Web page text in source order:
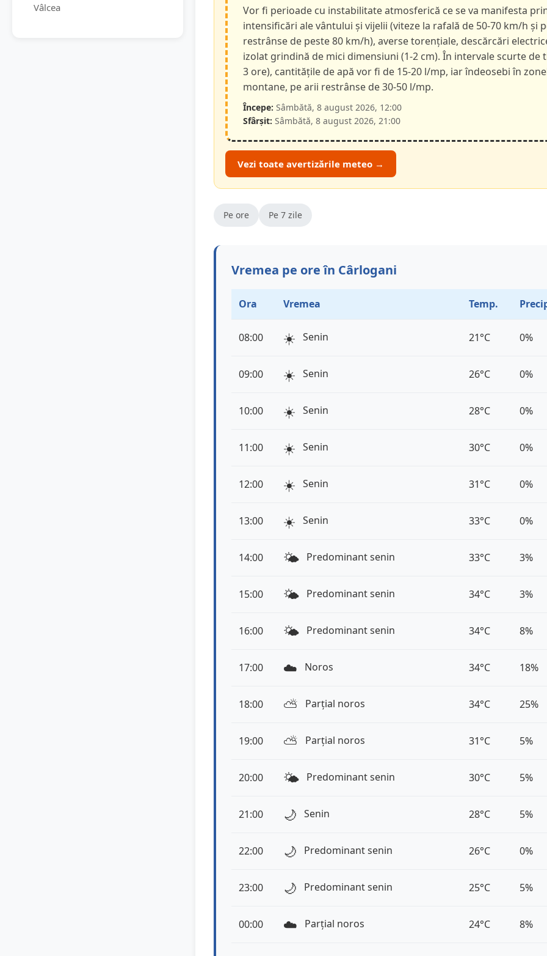
Vâlcea
Vor fi perioade cu instabilitate atmosferică ce se va manifesta
intensificări ale vântului și vijelii (viteze la rafală de 50-70 km/h și
restrânse de peste 80 km/h), averse torențiale, descărcări
izolat grindină de mici dimensiuni (1-2 cm). În intervale scurte de
3 ore), cantitățile de apă vor fi de 15-20 l/mp, iar îndeosebi în
montane, pe arii restrânse de 30-50 l/mp.
Începe: Sâmbătă, 8 august 2026, 12:00
Sfârșit: Sâmbătă, 8 august 2026, 21:00
Vezi toate avertizările meteo →
Pe ore Pe 7 zile
Vremea pe ore în Cârlogani
Ora Vremea Temp.
08:00 ☀️ Senin 21°C 0%
09:00 ☀️ Senin 26°C 0%
10:00 ☀️ Senin 28°C 0%
11:00 ☀️ Senin 30°C 0%
12:00 ☀️ Senin 31°C 0%
13:00 ☀️ Senin 33°C 0%
14:00 🌤️ Predominant senin 33°C 3%
15:00 🌤️ Predominant senin 34°C 3%
16:00 🌤️ Predominant senin 34°C 8%
17:00 ☁️ Noros 34°C 18%
18:00 ⛅️ Parțial noros 34°C 25%
19:00 ⛅️ Parțial noros 31°C 5%
20:00 🌤️ Predominant senin 30°C 5%
21:00 🌙 Senin 28°C 5%
22:00 🌙 Predominant senin 26°C 0%
23:00 🌙 Predominant senin 25°C 5%
00:00 ☁️ Parțial noros 24°C 8%